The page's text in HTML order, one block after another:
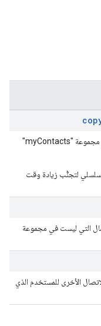
نسخ "جهة اتصال أخرى" إلى جهة اتصال جديدة في مجموعة "myContacts"
لتجنُّب زيادة وقت
التي ليست في مجموعة
الأخرى للمستخدم الذي